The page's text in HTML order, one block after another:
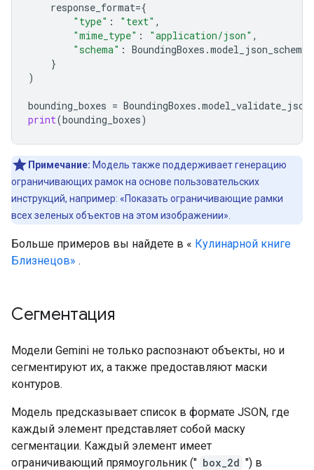
response_format={
"type" : "text" ,
"mime_type" : "application/json" ,
"schema" : BoundingBoxes .model_json_schema
}
)
bounding_boxes = BoundingBoxes .model_validate_json
print(bounding_boxes)
Примечание: Модель также поддерживает генерацию
ограничивающих рамок на основе пользовательских
инструкций, например: «Показать ограничивающие рамки
всех зеленых объектов на этом изображении».
Больше примеров вы найдете в « Кулинарной книге
Близнецов» .
Сегментация
Модели Gemini не только распознают объекты, но и
сегментируют их, а также предоставляют маски
контуров.
Модель предсказывает список в формате JSON, где
каждый элемент представляет собой маску
сегментации. Каждый элемент имеет
ограничивающий прямоугольник (" box_2d ") в